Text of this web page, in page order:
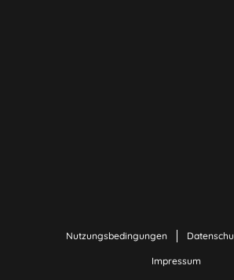
Nutzungsbedingungen
Impressum